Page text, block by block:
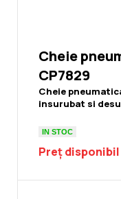
Cheie
CP7829
Cheie
insurubat si
IN STOC
Preț